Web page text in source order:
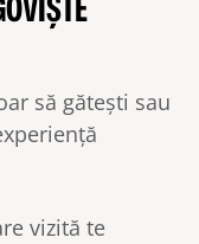
să gătești sau
vizită te